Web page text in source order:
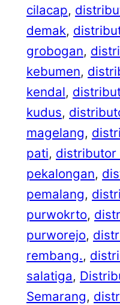
cilacap,
demak,
grobogan,
kebumen,
kendal,
kudus,
magelang,
pati, distributor
pekalongan,
pemalang,
purwokrto,
purworejo,
rembang.,
salatiga,
Semarang,